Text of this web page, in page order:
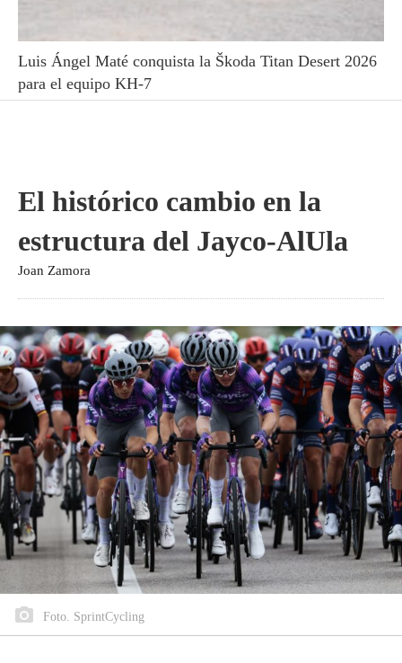
Luis Ángel Maté conquista la Škoda Titan Desert 2026
para el equipo KH-7